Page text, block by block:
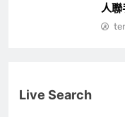
人
Live Search